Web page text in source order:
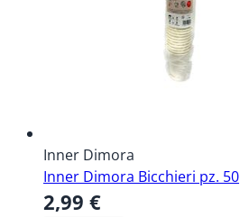
Inner Dimora
Inner Dimora Bicchieri pz. 50
2,99 €